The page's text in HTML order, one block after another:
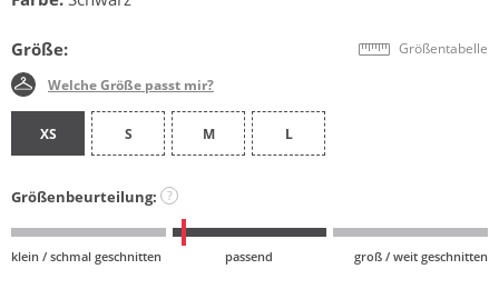
Größe: Größentabelle
Welche Größe passt mir?
XS S M L
Größenbeurteilung: ?
klein / schmal geschnitten passend groß / weit geschnitten